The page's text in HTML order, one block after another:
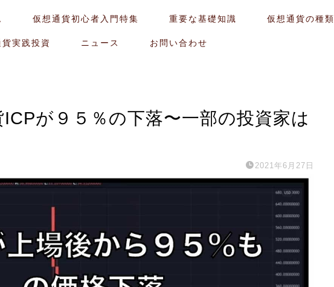
仮想通貨初心者入門特集 重要な基礎知識 仮想通貨の種類
実践投資 ニュース お問い合わせ
が９５％の下落〜一部の投資家は
2021年6月27日